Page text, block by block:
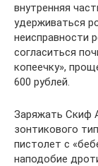
внутренняя
удерживаться
неисправности
согласиться
копеечку»,
600 рублей.
Заряжать Скиф
зонтикового
пистолет с
наподобие